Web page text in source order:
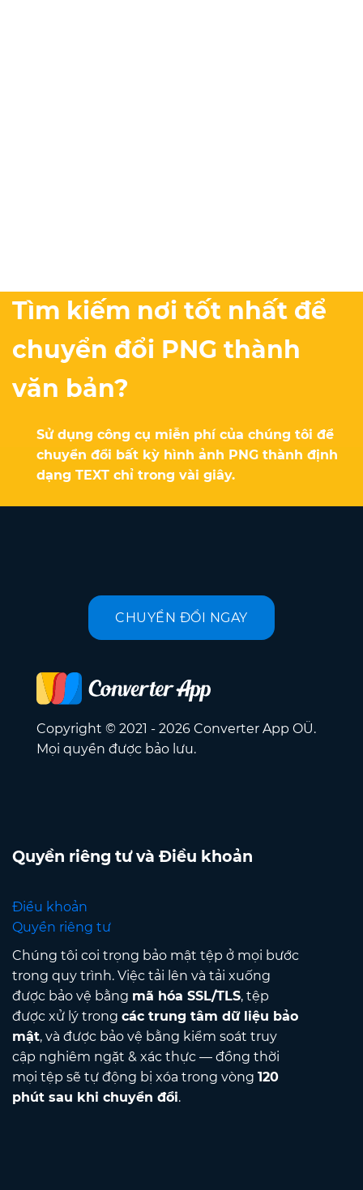
Tìm kiếm nơi tốt nhất để
chuyển đổi PNG thành
văn bản?
Sử dụng công cụ miễn phí của chúng tôi để
chuyển đổi bất kỳ hình ảnh PNG thành định
dạng TEXT chỉ trong vài giây.
CHUYỂN ĐỔI NGAY
Copyright © 2021 - 2026 Converter App OÜ.
Mọi quyền được bảo lưu.
Quyền riêng tư và Điều khoản
Điều khoản
Quyền riêng tư
Chúng tôi coi trọng bảo mật tệp ở mọi bước
trong quy trình. Việc tải lên và tải xuống
được bảo vệ bằng mã hóa SSL/TLS, tệp
được xử lý trong các trung tâm dữ liệu bảo
mật, và được bảo vệ bằng kiểm soát truy
cập nghiêm ngặt & xác thực — đồng thời
mọi tệp sẽ tự động bị xóa trong vòng 120
phút sau khi chuyển đổi.